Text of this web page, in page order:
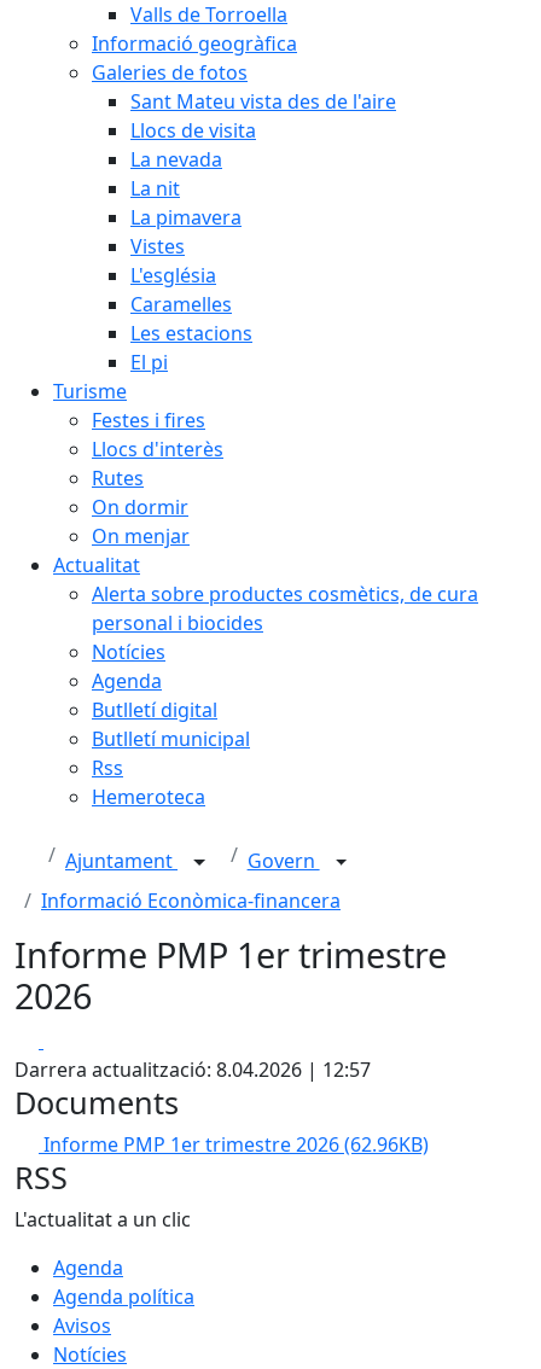
Valls de Torroella
Informació geogràfica
Galeries de fotos
Sant Mateu vista des de l'aire
Llocs de visita
La nevada
La nit
La pimavera
Vistes
L'església
Caramelles
Les estacions
El pi
Turisme
Festes i fires
Llocs d'interès
Rutes
On dormir
On menjar
Actualitat
Alerta sobre productes cosmètics, de cura
personal i biocides
Notícies
Agenda
Butlletí digital
Butlletí municipal
Rss
Hemeroteca
Ajuntament
Govern
Informació Econòmica-financera
Informe PMP 1er trimestre
2026
Darrera actualització: 8.04.2026 | 12:57
Documents
Informe PMP 1er trimestre 2026(62.96KB)
RSS
L'actualitat a un clic
Agenda
Agenda política
Avisos
Notícies